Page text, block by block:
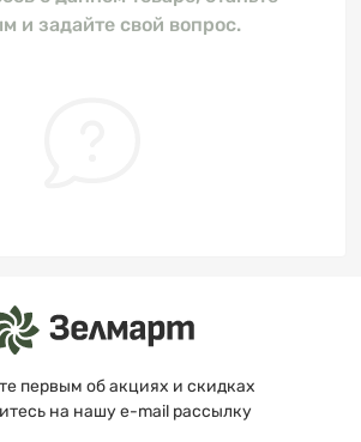
и задайте свой вопрос.
первым об акциях и скидках
на нашу e-mail рассылку